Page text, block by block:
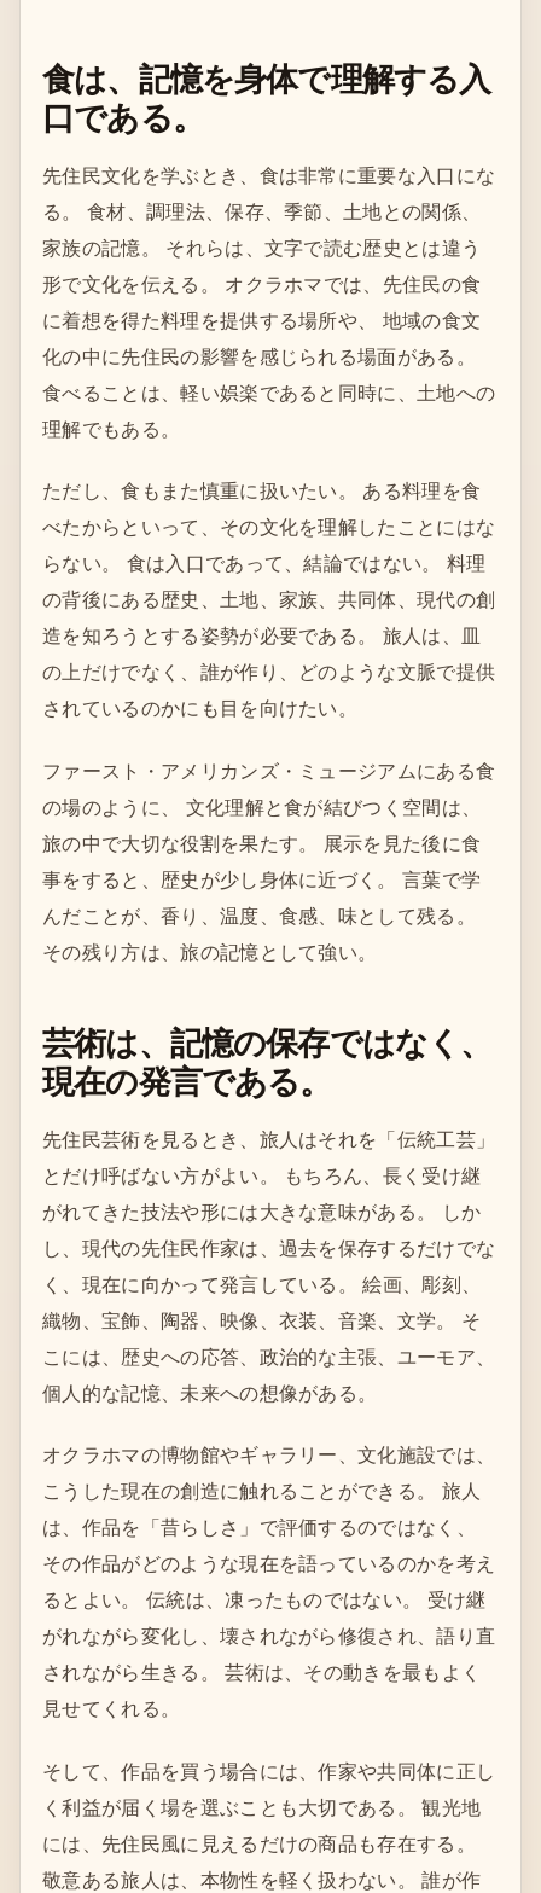
食は、記憶を身体で理解する入
口である。
先住民文化を学ぶとき、食は非常に重要な入口にな
る。 食材、調理法、保存、季節、土地との関係、
家族の記憶。 それらは、文字で読む歴史とは違う
形で文化を伝える。 オクラホマでは、先住民の食
に着想を得た料理を提供する場所や、 地域の食文
化の中に先住民の影響を感じられる場面がある。
食べることは、軽い娯楽であると同時に、土地への
理解でもある。
ただし、食もまた慎重に扱いたい。 ある料理を食
べたからといって、その文化を理解したことにはな
らない。 食は入口であって、結論ではない。 料理
の背後にある歴史、土地、家族、共同体、現代の創
造を知ろうとする姿勢が必要である。 旅人は、皿
の上だけでなく、誰が作り、どのような文脈で提供
されているのかにも目を向けたい。
ファースト・アメリカンズ・ミュージアムにある食
の場のように、 文化理解と食が結びつく空間は、
旅の中で大切な役割を果たす。 展示を見た後に食
事をすると、歴史が少し身体に近づく。 言葉で学
んだことが、香り、温度、食感、味として残る。
その残り方は、旅の記憶として強い。
芸術は、記憶の保存ではなく、
現在の発言である。
先住民芸術を見るとき、旅人はそれを「伝統工芸」
とだけ呼ばない方がよい。 もちろん、長く受け継
がれてきた技法や形には大きな意味がある。 しか
し、現代の先住民作家は、過去を保存するだけでな
く、現在に向かって発言している。 絵画、彫刻、
織物、宝飾、陶器、映像、衣装、音楽、文学。 そ
こには、歴史への応答、政治的な主張、ユーモア、
個人的な記憶、未来への想像がある。
オクラホマの博物館やギャラリー、文化施設では、
こうした現在の創造に触れることができる。 旅人
は、作品を「昔らしさ」で評価するのではなく、
その作品がどのような現在を語っているのかを考え
るとよい。 伝統は、凍ったものではない。 受け継
がれながら変化し、壊されながら修復され、語り直
されながら生きる。 芸術は、その動きを最もよく
見せてくれる。
そして、作品を買う場合には、作家や共同体に正し
く利益が届く場を選ぶことも大切である。 観光地
には、先住民風に見えるだけの商品も存在する。
敬意ある旅人は、本物性を軽く扱わない。 誰が作